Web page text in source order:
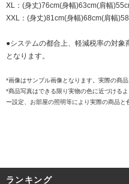
XL：(身丈)76cm(身幅)63cm(肩幅
XXL：(身丈)81cm(身幅)68cm(肩幅
●システムの都合上、軽減税率の対
となります。
*画像はサンプル画像となります。実際の商
*商品写真はできる限り実物の色に近づける
ー設定、お部屋の照明等により実際の商品と
ランキング